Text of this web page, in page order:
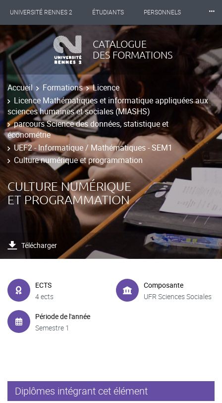
UNIVERSITÉ RENNES 2 ÉTUDIANTS PERSONNELS
INTERNATIONAL PROFESSIONNELS
LES NOUVELLES DE RENNES 2
⸱⸱⸱
CATALOGUE
DES FORMATIONS
Accueil Formations
Licence
Licence Mathématiques et informatique appliquées aux
sciences humaines et sociales (MIASHS)
parcours Science des données, statistique et
économétrie
UEF2 - Informatique / Mathématiques - SEM1
Culture numérique et programmation
CULTURE NUMÉRIQUE
ET PROGRAMMATION
Télécharger
ECTS
4 ects
Composante
UFR Sciences Sociales
Période de l'année
Semestre 1
Diplômes intégrant cet élément